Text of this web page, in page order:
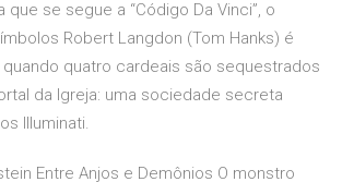
se segue a “Código Da Vinci”, o
Robert Langdon (Tom Hanks) é
quando quatro cardeais são sequestrados
da Igreja: uma sociedade secreta
Illuminati.
Entre Anjos e Demônios O monstro